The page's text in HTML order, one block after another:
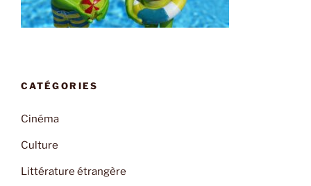
CATÉGORIES
Cinéma
Culture
Littérature étrangère